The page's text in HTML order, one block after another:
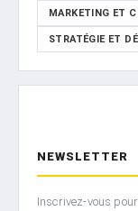
MARKETING ET
STRATÉGIE ET
NEWSLETTER
Inscrivez-vous